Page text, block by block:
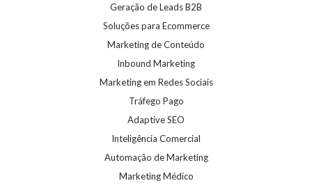
Geração de Leads B2B
Soluções para Ecommerce
Marketing de Conteúdo
Inbound Marketing
Marketing em Redes Sociais
Tráfego Pago
Adaptive SEO
Inteligência Comercial
Automação de Marketing
Marketing Médico